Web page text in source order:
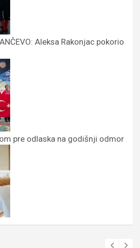
Aleksa Rakonjac pokorio
pre odlaska na godišnji odmor